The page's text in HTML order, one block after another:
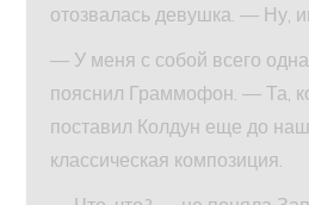
отозвалась девушка. — Ну,
— У меня с собой всего
пояснил Граммофон. — Та,
поставил Колдун еще до
классическая композиция.